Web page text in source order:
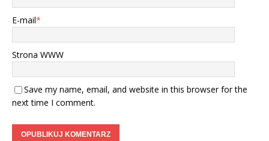
E-mail*
Strona WWW
Save my name, email, and website in this browser for the
next time I comment.